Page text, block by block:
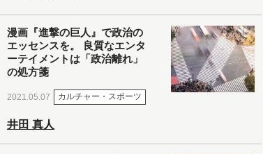
漫画『進撃の巨人』で政治の
エッセンスを。 良質なエンタ
ーテイメントは「政治離れ」
の処方箋
2021.05.07 カルチャー・スポーツ
井田 真人